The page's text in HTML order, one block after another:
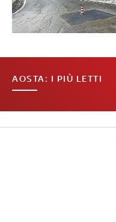
AOSTA: I PIÙ LETTI